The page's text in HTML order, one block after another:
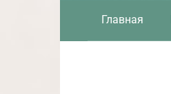
Главная